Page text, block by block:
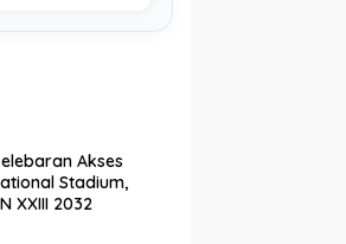
Akses
Stadium,
XXIII 2032